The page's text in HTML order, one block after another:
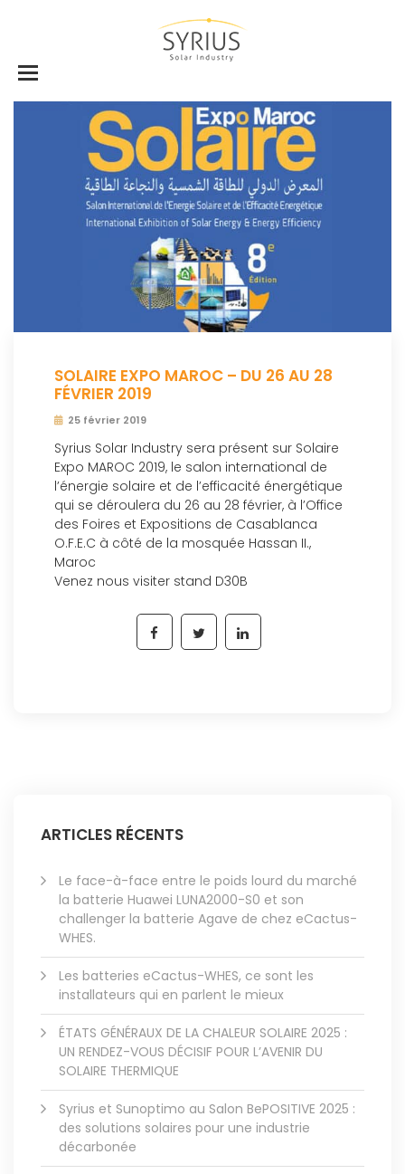
SOLAIRE EXPO MAROC – DU 26 AU 28
FÉVRIER 2019
25 février 2019
Syrius Solar Industry sera présent sur Solaire
Expo MAROC 2019, le salon international de
l’énergie solaire et de l’efficacité énergétique
qui se déroulera du 26 au 28 février, à l’Office
des Foires et Expositions de Casablanca
O.F.E.C à côté de la mosquée Hassan II.,
Maroc
Venez nous visiter stand D30B
ARTICLES RÉCENTS
Le face-à-face entre le poids lourd du marché
la batterie Huawei LUNA2000-S0 et son
challenger la batterie Agave de chez eCactus-
WHES.
Les batteries eCactus-WHES, ce sont les
installateurs qui en parlent le mieux
ÉTATS GÉNÉRAUX DE LA CHALEUR SOLAIRE 2025 :
UN RENDEZ-VOUS DÉCISIF POUR L’AVENIR DU
SOLAIRE THERMIQUE
Syrius et Sunoptimo au Salon BePOSITIVE 2025 :
des solutions solaires pour une industrie
décarbonée